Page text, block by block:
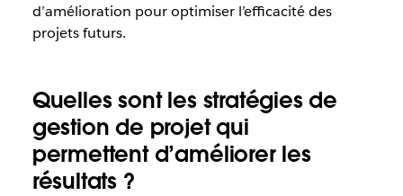
d’amélioration pour optimiser l’efficacité des
projets futurs.
Quelles sont les stratégies de
gestion de projet qui
permettent d’améliorer les
résultats ?